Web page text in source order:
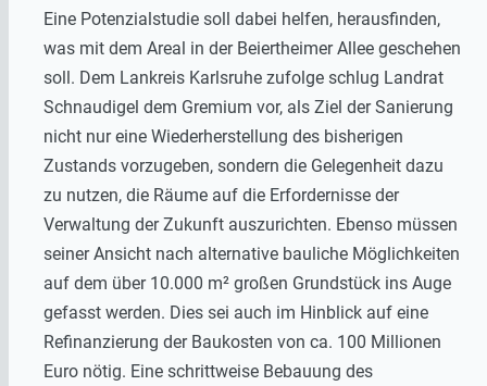
Eine Potenzialstudie soll dabei helfen, herausfinden,
was mit dem Areal in der Beiertheimer Allee geschehen
soll. Dem Lankreis Karlsruhe zufolge schlug Landrat
Schnaudigel dem Gremium vor, als Ziel der Sanierung
nicht nur eine Wiederherstellung des bisherigen
Zustands vorzugeben, sondern die Gelegenheit dazu
zu nutzen, die Räume auf die Erfordernisse der
Verwaltung der Zukunft auszurichten. Ebenso müssen
seiner Ansicht nach alternative bauliche Möglichkeiten
auf dem über 10.000 m² großen Grundstück ins Auge
gefasst werden. Dies sei auch im Hinblick auf eine
Refinanzierung der Baukosten von ca. 100 Millionen
Euro nötig. Eine schrittweise Bebauung des